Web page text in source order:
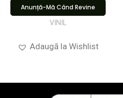
Anunță-Mă Când Revine
VINIL
Adaugă la Wishlist